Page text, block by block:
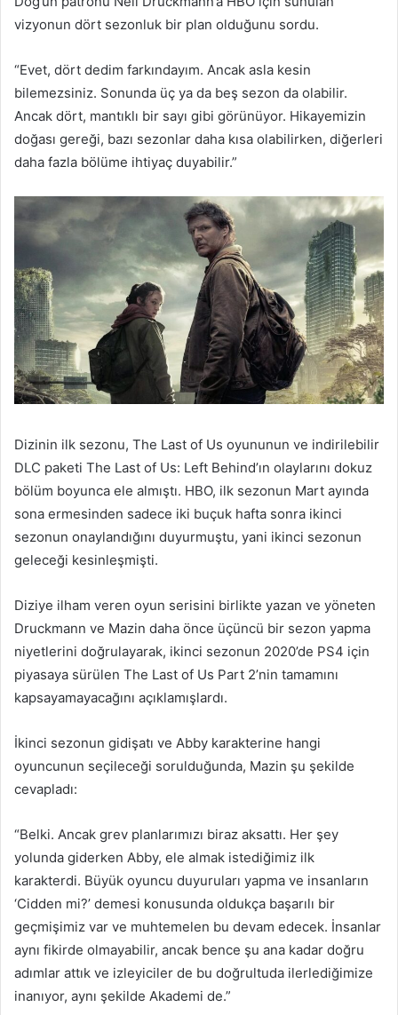
vizyonun dört sezonluk bir plan olduğunu sordu.
“Evet, dört dedim farkındayım. Ancak asla kesin
bilemezsiniz. Sonunda üç ya da beş sezon da olabilir.
Ancak dört, mantıklı bir sayı gibi görünüyor. Hikayemizin
doğası gereği, bazı sezonlar daha kısa olabilirken, diğerleri
daha fazla bölüme ihtiyaç duyabilir.”
Dizinin ilk sezonu, The Last of Us oyununun ve indirilebilir
DLC paketi The Last of Us: Left Behind’ın olaylarını dokuz
bölüm boyunca ele almıştı. HBO, ilk sezonun Mart ayında
sona ermesinden sadece iki buçuk hafta sonra ikinci
sezonun onaylandığını duyurmuştu, yani ikinci sezonun
geleceği kesinleşmişti.
Diziye ilham veren oyun serisini birlikte yazan ve yöneten
Druckmann ve Mazin daha önce üçüncü bir sezon yapma
niyetlerini doğrulayarak, ikinci sezonun 2020’de PS4 için
piyasaya sürülen The Last of Us Part 2’nin tamamını
kapsayamayacağını açıklamışlardı.
İkinci sezonun gidişatı ve Abby karakterine hangi
oyuncunun seçileceği sorulduğunda, Mazin şu şekilde
cevapladı:
“Belki. Ancak grev planlarımızı biraz aksattı. Her şey
yolunda giderken Abby, ele almak istediğimiz ilk
karakterdi. Büyük oyuncu duyuruları yapma ve insanların
‘Cidden mi?’ demesi konusunda oldukça başarılı bir
geçmişimiz var ve muhtemelen bu devam edecek. İnsanlar
aynı fikirde olmayabilir, ancak bence şu ana kadar doğru
adımlar attık ve izleyiciler de bu doğrultuda ilerlediğimize
inanıyor, aynı şekilde Akademi de.”